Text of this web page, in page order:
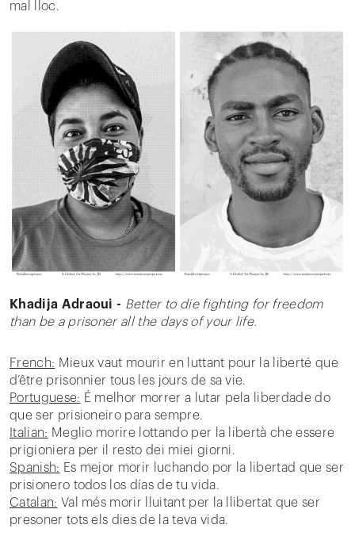
mal lloc.
Khadija Adraoui - Better to die fighting for freedom
than be a prisoner all the days of your life.
French: Mieux vaut mourir en luttant pour la liberté que
d’être prisonnier tous les jours de sa vie.
Portuguese: É melhor morrer a lutar pela liberdade do
que ser prisioneiro para sempre.
Italian: Meglio morire lottando per la libertà che essere
prigioniera per il resto dei miei giorni.
Spanish: Es mejor morir luchando por la libertad que ser
prisionero todos los días de tu vida.
Catalan: Val més morir lluitant per la llibertat que ser
presoner tots els dies de la teva vida.